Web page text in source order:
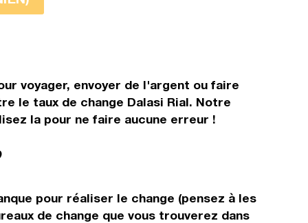
voyager, envoyer de l'argent ou faire
le taux de change Dalasi Rial. Notre
la pour ne faire aucune erreur !
pour réaliser le change (pensez à les
de change que vous trouverez dans